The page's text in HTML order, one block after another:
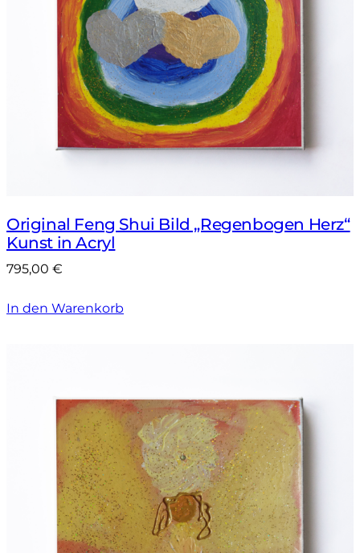
Original Feng Shui Bild „Regenbogen Herz“
Kunst in Acryl
795,00 €
In den Warenkorb